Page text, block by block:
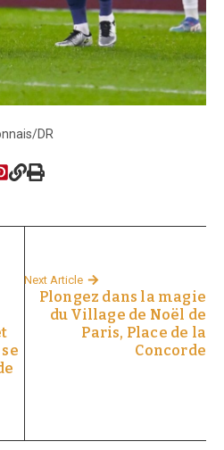
DR
Next Article
Plongez dans la magie
du Village de Noël de
Paris, Place de la
Concorde